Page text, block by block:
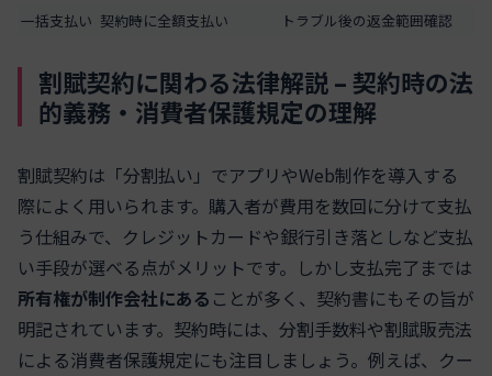
一括支払い 契約時に全額支払い トラブル後の返金範囲確認
割賦契約に関わる法律解説 – 契約時の法
的義務・消費者保護規定の理解
割賦契約は「分割払い」でアプリやWeb制作を導入する
際によく用いられます。購入者が費用を数回に分けて支払
う仕組みで、クレジットカードや銀行引き落としなど支払
い手段が選べる点がメリットです。しかし支払完了までは
所有権が制作会社にある ことが多く、契約書にもその旨が
明記されています。契約時には、分割手数料や割賦販売法
による消費者保護規定にも注目しましょう。例えば、クー